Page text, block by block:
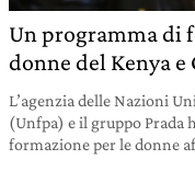
Un programma di
donne del Kenya e
L’agenzia delle Nazioni
(Unfpa) e il gruppo Prada
formazione per le donne